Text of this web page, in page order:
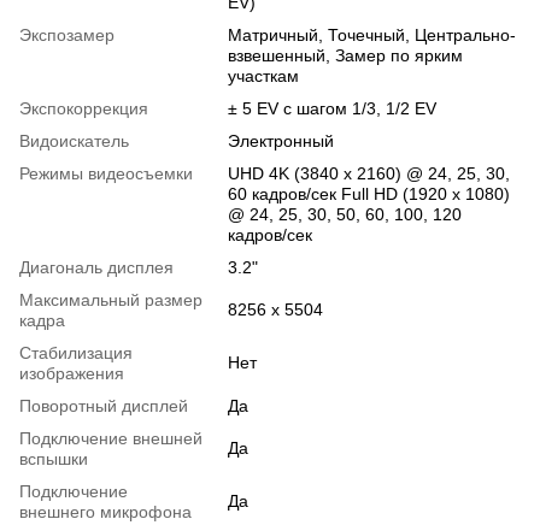
Экспозамер
Матричный, Точечный, Центрально-
взвешенный, Замер по ярким
участкам
Экспокоррекция
± 5 EV с шагом 1/3, 1/2 EV
Видоискатель
Электронный
Режимы видеосъемки
UHD 4K (3840 x 2160) @ 24, 25, 30,
60 кадров/сек Full HD (1920 x 1080)
@ 24, 25, 30, 50, 60, 100, 120
кадров/сек
Диагональ дисплея
3.2"
Максимальный размер
кадра
8256 x 5504
Стабилизация
изображения
Нет
Поворотный дисплей
Да
Подключение внешней
вспышки
Да
Подключение
внешнего микрофона
Да